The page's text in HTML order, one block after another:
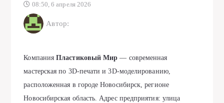
08:50, 6 апреля 2026
Автор:
КомпанияПластиковый Мир — современная
мастерская по 3D-печати и 3D-моделированию,
расположенная в городе Новосибирск, регионе
Новосибирская область. Адрес предприятия: улица